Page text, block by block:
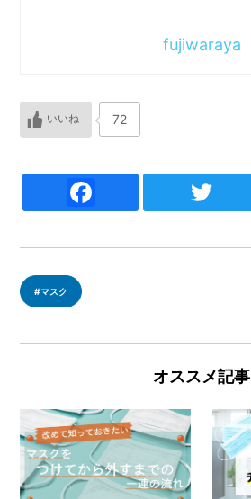
fujiwaraya
72
a
c
o
w
itt
マスク
オススメ記事